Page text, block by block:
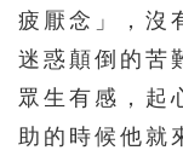
疲厭念」，沒
迷惑顛倒的苦
眾生有感，起
助的時候他就